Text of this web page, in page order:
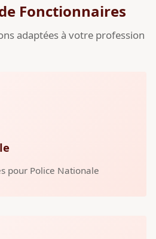
Fonctionnaires
adaptées à votre profession
pour Police Nationale